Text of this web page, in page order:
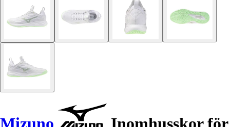
Mizuno
Inomhusskor för